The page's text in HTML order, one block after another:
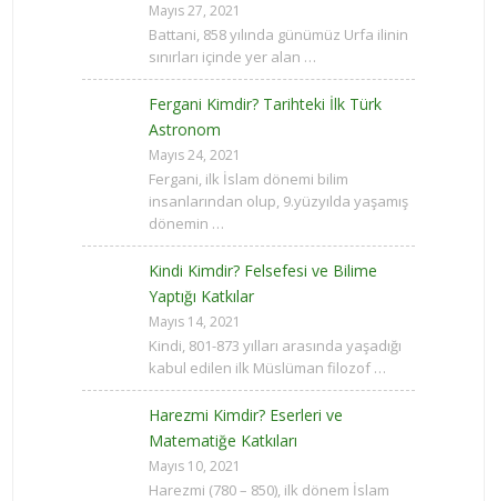
Mayıs 27, 2021
Battani, 858 yılında günümüz Urfa ilinin
sınırları içinde yer alan …
Fergani Kimdir? Tarihteki İlk Türk
Astronom
Mayıs 24, 2021
Fergani, ilk İslam dönemi bilim
insanlarından olup, 9.yüzyılda yaşamış
dönemin …
Kindi Kimdir? Felsefesi ve Bilime
Yaptığı Katkılar
Mayıs 14, 2021
Kindi, 801-873 yılları arasında yaşadığı
kabul edilen ilk Müslüman filozof …
Harezmi Kimdir? Eserleri ve
Matematiğe Katkıları
Mayıs 10, 2021
Harezmi (780 – 850), ilk dönem İslam